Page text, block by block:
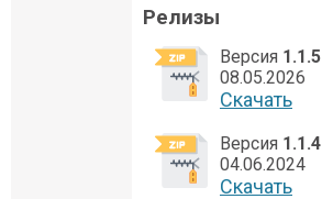
Релизы
Версия 1.1.5
08.05.2026
Cкачать
Версия 1.1.4
04.06.2024
Cкачать